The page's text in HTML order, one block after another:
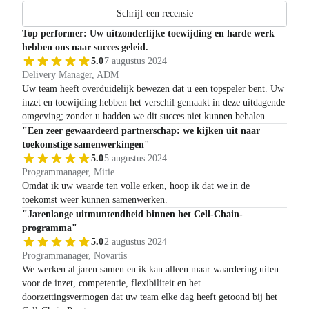
Schrijf een recensie
Top performer: Uw uitzonderlijke toewijding en harde werk
hebben ons naar succes geleid.
5.07 augustus 2024
Delivery Manager, ADM
Uw team heeft overduidelijk bewezen dat u een topspeler bent. Uw
inzet en toewijding hebben het verschil gemaakt in deze uitdagende
omgeving; zonder u hadden we dit succes niet kunnen behalen.
"Een zeer gewaardeerd partnerschap: we kijken uit naar
toekomstige samenwerkingen"
5.05 augustus 2024
Programmanager, Mitie
Omdat ik uw waarde ten volle erken, hoop ik dat we in de
toekomst weer kunnen samenwerken.
"Jarenlange uitmuntendheid binnen het Cell-Chain-
programma"
5.02 augustus 2024
Programmanager, Novartis
We werken al jaren samen en ik kan alleen maar waardering uiten
voor de inzet, competentie, flexibiliteit en het
doorzettingsvermogen dat uw team elke dag heeft getoond bij het